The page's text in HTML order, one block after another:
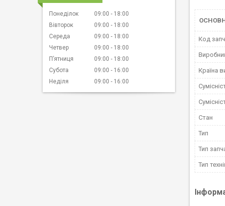
Код
Країна
Стан
Тип
Тип
Тип
Понеділок 09:00
18:00
Вівторок
09:00
18:00
Середа
09:00
18:00
Четвер
09:00
18:00
Пʼятниця
09:00
18:00
Субота
09:00
16:00
Неділя
09:00 16:00